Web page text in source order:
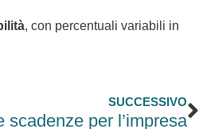
, con percentuali variabili in
SUCCESSIVO
scadenze per l’impresa